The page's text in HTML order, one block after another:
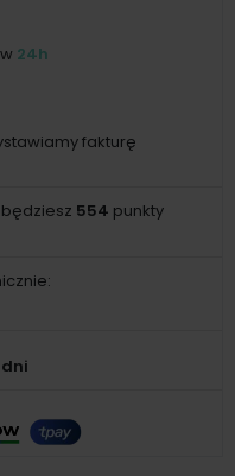
24h
fakturę
554 punkty